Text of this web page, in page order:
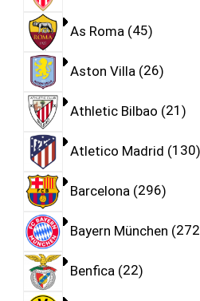
As Roma 45
Aston Villa 26
Athletic Bilbao 21
Atletico Madrid 130
Barcelona 296
Bayern München 272
Benfica 22